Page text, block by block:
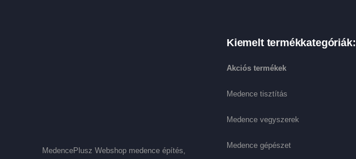
MedencePlusz Webshop medence építés,
Kiemelt termékkategóriák:
Akciós termékek
Medence tisztítás
Medence vegyszerek
Medence gépészet